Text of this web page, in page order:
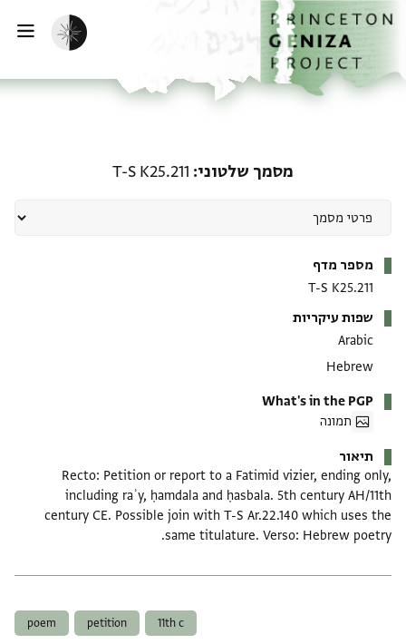
לתוכןהבית
הפעלת מצב כהה
מסמך שלטוני T-S K25.211
מספר מדף
T-S K25.211
שפות עיקריות
Arabic
Hebrew
What's in the PGP
תמונה
תיאור
Recto: Petition or report to a Fatimid vizier, ending only,
including raʾy, ḥamdala and ḥasbala. 5th century AH/11th
century CE. Possible join with T-S Ar.22.140 which uses the
same titulature. Verso: Hebrew poetry.
11th c
petition
poem